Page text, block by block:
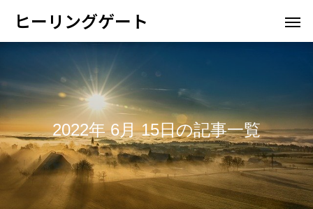
ヒーリングゲート
2022年 6月 15日の記事一覧